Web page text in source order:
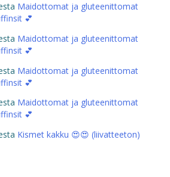
Maidottomat ja gluteenittomat
💕
Maidottomat ja gluteenittomat
💕
Maidottomat ja gluteenittomat
💕
Maidottomat ja gluteenittomat
💕
Kismet kakku 😍😍 (liivatteeton)